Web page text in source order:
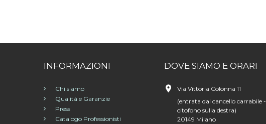
INFORMAZIONI
Chi siamo
Qualità e Garanzie
Press
Catalogo Professionisti
DOVE SIAMO E ORARI
Via Vittoria Colonna 11
(entrata dal cancello carrabile -
citofono sulla destra)
20149 Milano